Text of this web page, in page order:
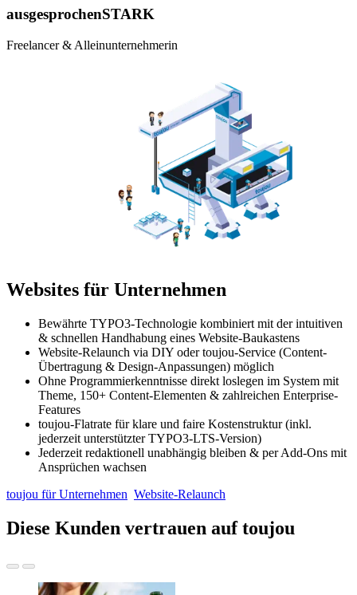
ausgesprochenSTARK
Freelancer & Alleinunternehmerin
Websites für Unternehmen
Bewährte TYPO3-Technologie kombiniert mit der intuitiven
& schnellen Handhabung eines Website-Baukastens
Website-Relaunch via DIY oder toujou-Service (Content-
Übertragung & Design-Anpassungen) möglich
Ohne Programmierkenntnisse direkt loslegen im System mit
Theme, 150+ Content-Elementen & zahlreichen Enterprise-
Features
toujou-Flatrate für klare und faire Kostenstruktur (inkl.
jederzeit unterstützter TYPO3-LTS-Version)
Jederzeit redaktionell unabhängig bleiben & per Add-Ons mit
Ansprüchen wachsen
toujou für Unternehmen Website-Relaunch
Diese Kunden vertrauen auf toujou